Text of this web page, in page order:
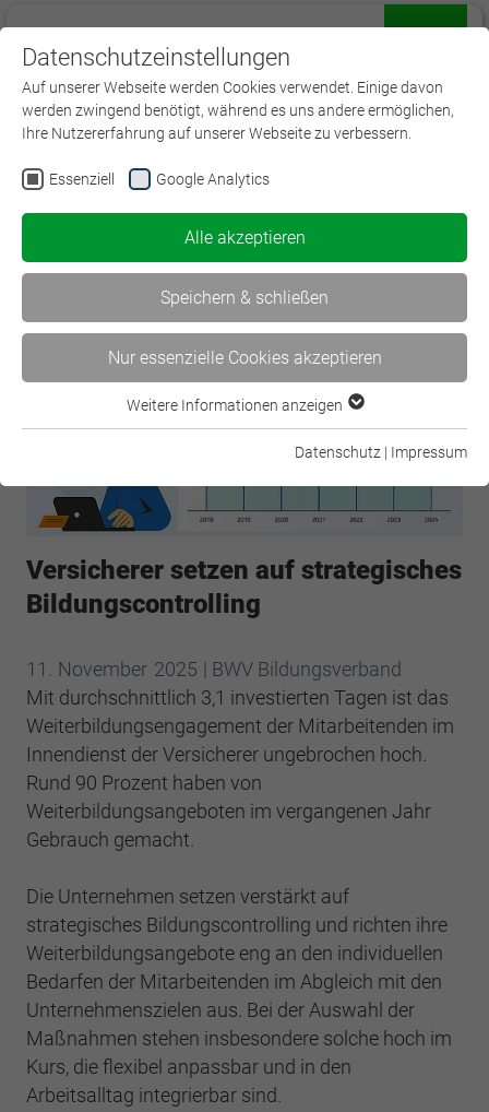
< WissenVersichert – Der…
WissenVersichert – Der… >
Versicherer setzen auf strategisches
Bildungscontrolling
11. November 2025 | BWV Bildungsverband
Mit durchschnittlich 3,1 investierten Tagen ist das
Weiterbildungsengagement der Mitarbeitenden im
Innendienst der Versicherer ungebrochen hoch.
Rund 90 Prozent haben von
Weiterbildungsangeboten im vergangenen Jahr
Gebrauch gemacht.
Die Unternehmen setzen verstärkt auf
strategisches Bildungscontrolling und richten ihre
Weiterbildungsangebote eng an den individuellen
Bedarfen der Mitarbeitenden im Abgleich mit den
Unternehmenszielen aus. Bei der Auswahl der
Maßnahmen stehen insbesondere solche hoch im
Kurs, die flexibel anpassbar und in den
Arbeitsalltag integrierbar sind.
Datenschutzeinstellungen
Auf unserer Webseite werden Cookies verwendet. Einige davon
werden zwingend benötigt, während es uns andere ermöglichen,
Ihre Nutzererfahrung auf unserer Webseite zu verbessern.
Essenziell Google Analytics
Alle akzeptieren
Speichern & schließen
Nur essenzielle Cookies akzeptieren
Essenzielle Cookies werden für grundlegende Funktionen der
Webseite einwandfrei funktioniert.
Anbieter BWV Nordhessen
Dieses Cookie wird verwendet, um Ihre
Cookie-Einstellungen für diese Website zu
speichern.
Name SgCookieOptin.lastPreferences
Laufzeit 1 Jahr
Zweck
Dieser Wert speichert Ihre Consent-
Einstellungen. Unter anderem eine zufällig
generierte ID, für die historische
Speicherung Ihrer vorgenommen
dies eingestellt hat.
Cookie-Informationen anzeigen
Google Analytics
Anbieter Google Analytics
Laufzeit 2 Jahre
Zweck
wird, um statistische Daten dazu, wie der
Besucher die Website nutzt, zu generieren.
Name _ga_#
Google Analytics
Laufzeit 2 Jahre
Zweck
Sammelt Daten dazu, wie oft ein Benutzer
eine Website besucht hat, sowie Daten für
Weitere Informationen anzeigen
Datenschutz | Impressum